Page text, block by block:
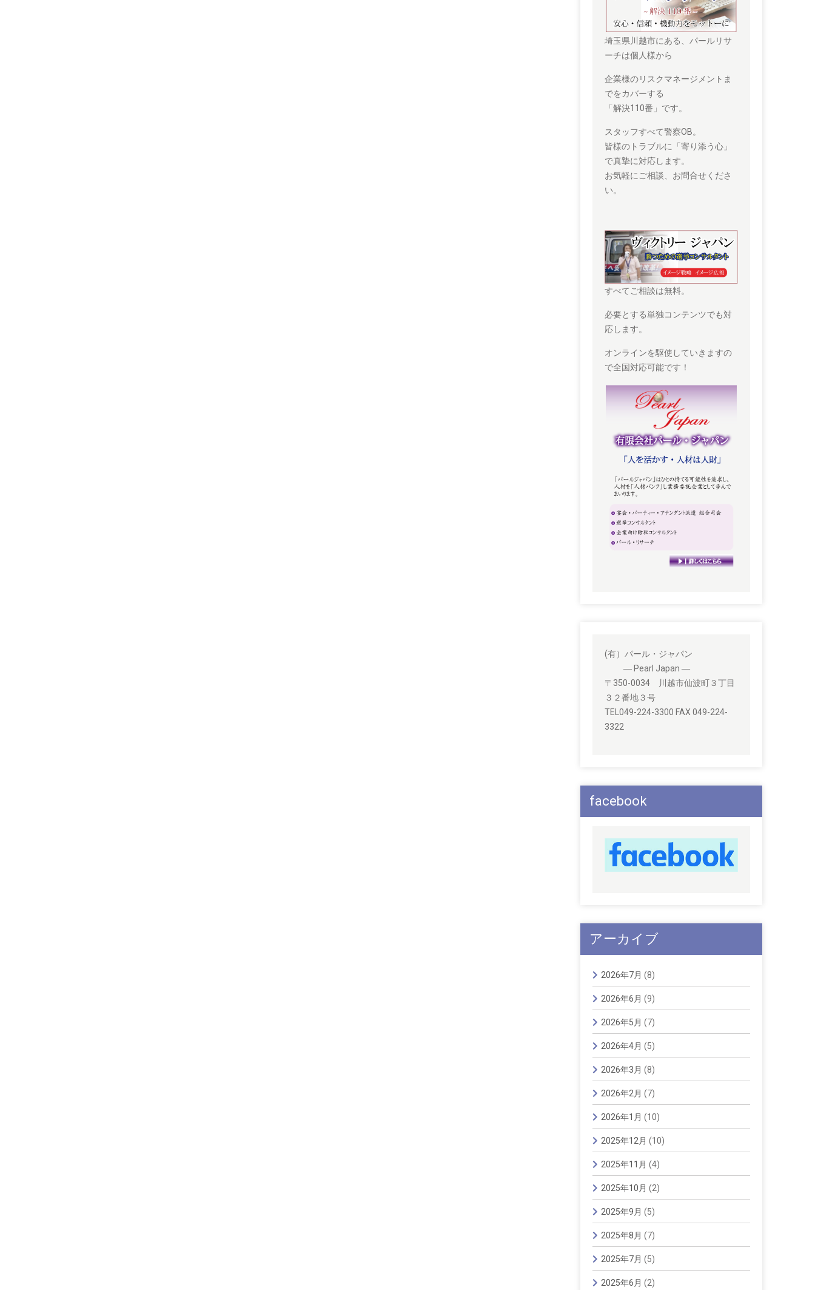
埼玉県川越市にある、パールリサ
ーチは個人様から
企業様のリスクマネージメントま
でをカバーする
「解決110番」です。
スタッフすべて警察OB。
皆様のトラブルに「寄り添う心」
で真摯に対応します。
お気軽にご相談、お問合せくださ
い。
すべてご相談は無料。
必要とする単独コンテンツでも対
応します。
オンラインを駆使していきますの
で全国対応可能です！
(有）パール・ジャパン
― Pearl Japan ―
〒350-0034 川越市仙波町３丁目
３２番地３号
TEL049-224-3300 FAX 049-224-
3322
facebook
アーカイブ
2026年7月 (8)
2026年6月 (9)
2026年5月 (7)
2026年4月 (5)
2026年3月 (8)
2026年2月 (7)
2026年1月 (10)
2025年12月 (10)
2025年11月 (4)
2025年10月 (2)
2025年9月 (5)
2025年8月 (7)
2025年7月 (5)
2025年6月 (2)